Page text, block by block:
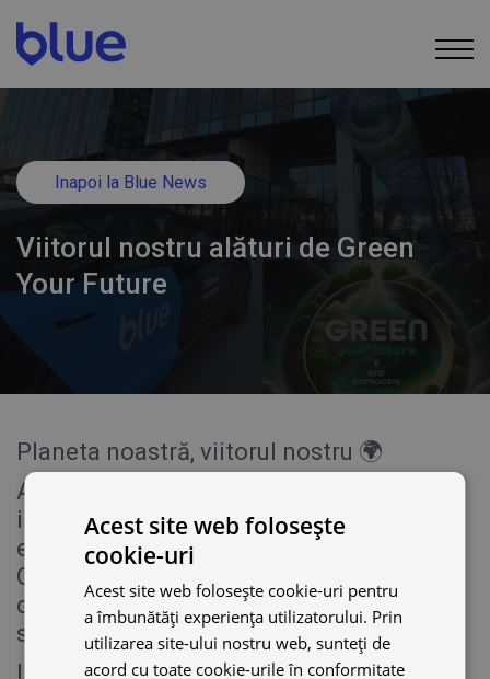
Inapoi la Blue News
Viitorul nostru alături de Green
Your Future
Planeta noastră, viitorul nostru 🌍
Am acceptat cu bucurie să ne alăturăm
inițiativei „Green Your Future”, un
eveniment care a adus în același loc, la
One Cotroceni Park, specialiști și
coordonatori de proiecte și inițiative
sustenabile.
La Blue, credem cu tărie în
Acest site web folosește
cookie-uri
Acest site web folosește cookie-uri pentru
a îmbunătăți experiența utilizatorului. Prin
utilizarea site-ului nostru web, sunteți de
acord cu toate cookie-urile în conformitate